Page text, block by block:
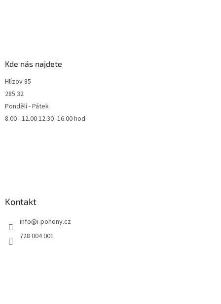
Kde nás najdete
Hlízov 85
285 32
Pondělí - Pátek
8.00 - 12.00 12.30 -16.00 hod
Kontakt
info@i-pohony.cz
728 004 001